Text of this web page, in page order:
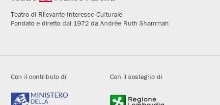
Teatro di Rilevante Interesse Culturale
Fondato e diretto dal 1972 da Andrée Ruth Shammah
Con il contributo di Con il sostegno di